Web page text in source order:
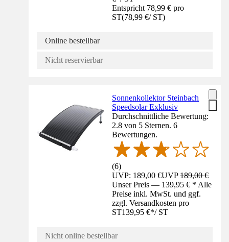
Entspricht 78,99 € pro
ST(78,99 €/ ST)
Online bestellbar
Nicht reservierbar
Sonnenkollektor Steinbach
Speedsolar Exklusiv
Durchschnittliche Bewertung:
2.8 von 5 Sternen. 6
Bewertungen.
(6)
UVP: 189,00 €UVP189,00 €
Unser Preis — 139,95 € * Alle
Preise inkl. MwSt. und ggf.
zzgl. Versandkosten pro
ST139,95 €*/ ST
Nicht online bestellbar